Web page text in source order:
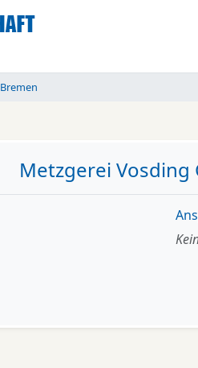
Bremen
Metzgerei Vosding